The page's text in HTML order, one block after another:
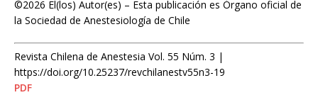
©2026 El(los) Autor(es) – Esta publicación es Órgano oficial de
la Sociedad de Anestesiología de Chile
Revista Chilena de Anestesia Vol. 55 Núm. 3 |
https://doi.org/10.25237/revchilanestv55n3-19
PDF